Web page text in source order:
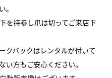
。
を持参し爪は切ってご来店下
クバックはレンタルが付いて
い方もご安心ください。